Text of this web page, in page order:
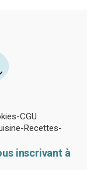
CGU
Recettes
inscrivant à